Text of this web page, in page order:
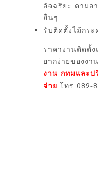
อัจฉริยะ ตามอ
อื่นๆ
รับติดตั้งไม้กร
ราคางานติดตั้
ยากง่ายของงา
งาน กทมและ
จ่าย โทร 089-